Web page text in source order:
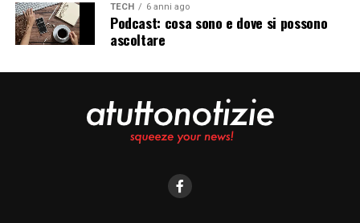
TECH 6 anni ago
Podcast: cosa sono e dove si possono
ascoltare